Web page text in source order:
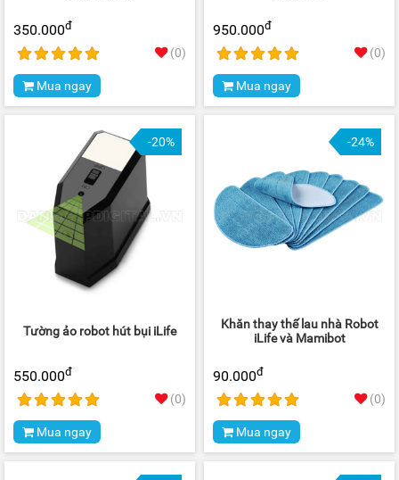
350.000đ
(0)
Mua ngay
950.000đ
(0)
Mua ngay
-20%
Tường ảo robot hút bụi iLife
550.000đ
(0)
Mua ngay
-24%
Khăn thay thế lau nhà Robot
iLife và Mamibot
90.000đ
(0)
Mua ngay